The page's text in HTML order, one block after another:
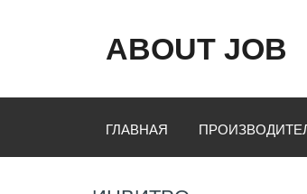
ABOUT JOB
ГЛАВНАЯ